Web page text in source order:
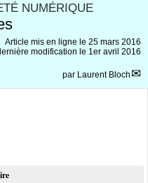
NUMÉRIQUE
Article mis en ligne le 25 mars 2016
modification le 1er avril 2016
par Laurent Bloch